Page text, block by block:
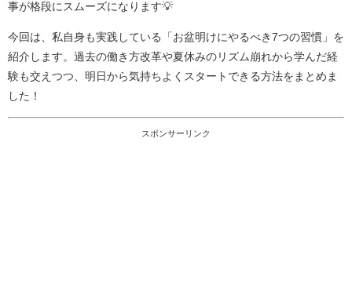
事が格段にスムーズになります💡
今回は、私自身も実践している「お盆明けにやるべき7つの習慣」を
紹介します。過去の働き方改革や夏休みのリズム崩れから学んだ経
験も交えつつ、明日から気持ちよくスタートできる方法をまとめま
した！
スポンサーリンク